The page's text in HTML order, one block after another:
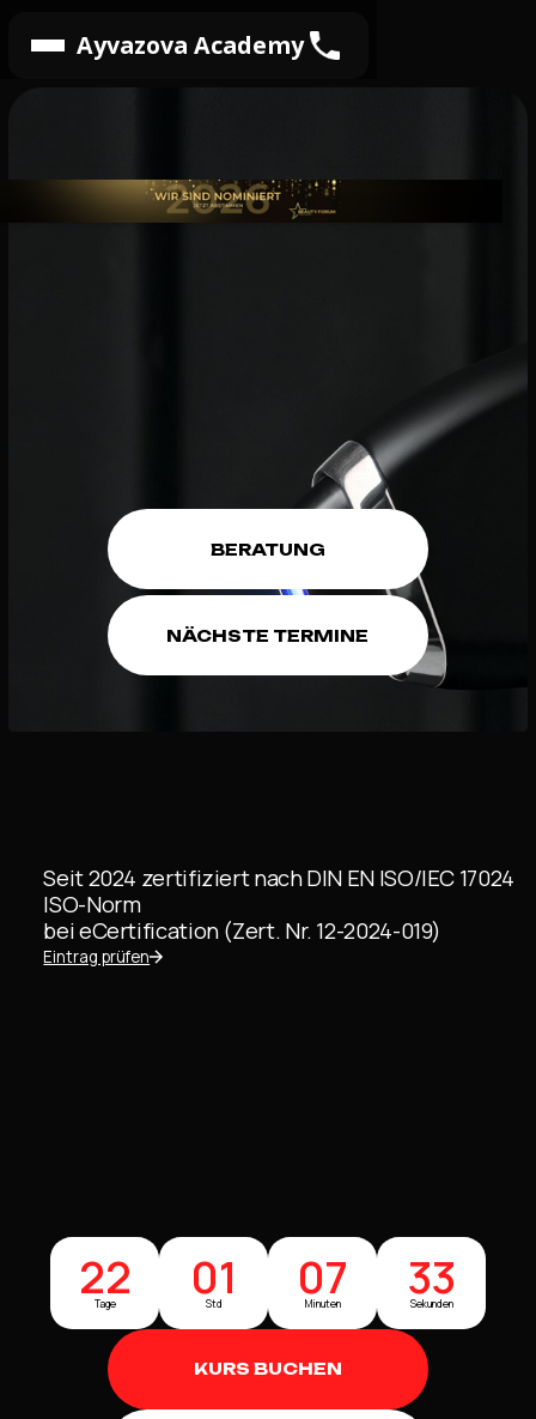
Ayvazova Academy
BERATUNG
NÄCHSTE TERMINE
Seit 2024 zertifiziert nach DIN EN ISO/IEC 17024
ISO-Norm
bei eCertification (Zert. Nr. 12-2024-019)
Eintrag prüfen
22
Tage 01
Std 07
Minuten 32
Sekunden
KURS BUCHEN